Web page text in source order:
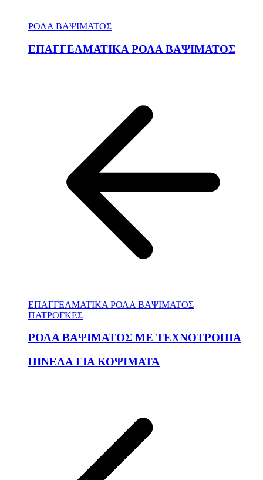
ΡΟΛΑ ΒΑΨΙΜΑΤΟΣ
ΕΠΑΓΓΕΛΜΑΤΙΚΑ ΡΟΛΑ ΒΑΨΙΜΑΤΟΣ
ΕΠΑΓΓΕΛΜΑΤΙΚΑ ΡΟΛΑ ΒΑΨΙΜΑΤΟΣ
ΠΑΤΡΟΓΚΕΣ
ΡΟΛΑ ΒΑΨΙΜΑΤΟΣ ΜΕ ΤΕΧΝΟΤΡΟΠΙΑ
ΠΙΝΕΛΑ ΓΙΑ ΚΟΨΙΜΑΤΑ